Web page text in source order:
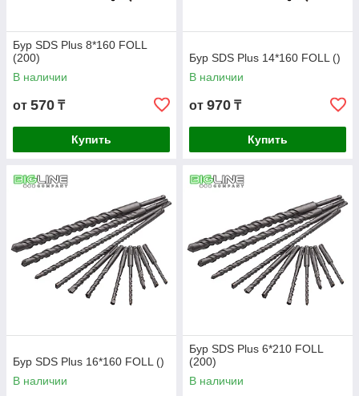
Бур SDS Plus 8*160 FOLL
(200)
В наличии
от 570 ₸
Купить
Бур SDS Plus 14*160 FOLL ()
В наличии
от 970 ₸
Купить
Бур SDS Plus 16*160 FOLL ()
В наличии
Бур SDS Plus 6*210 FOLL
(200)
В наличии